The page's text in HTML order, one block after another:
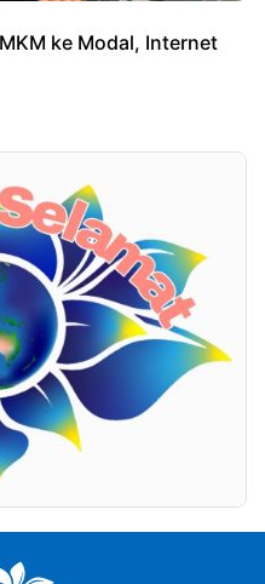
ke Modal, Internet